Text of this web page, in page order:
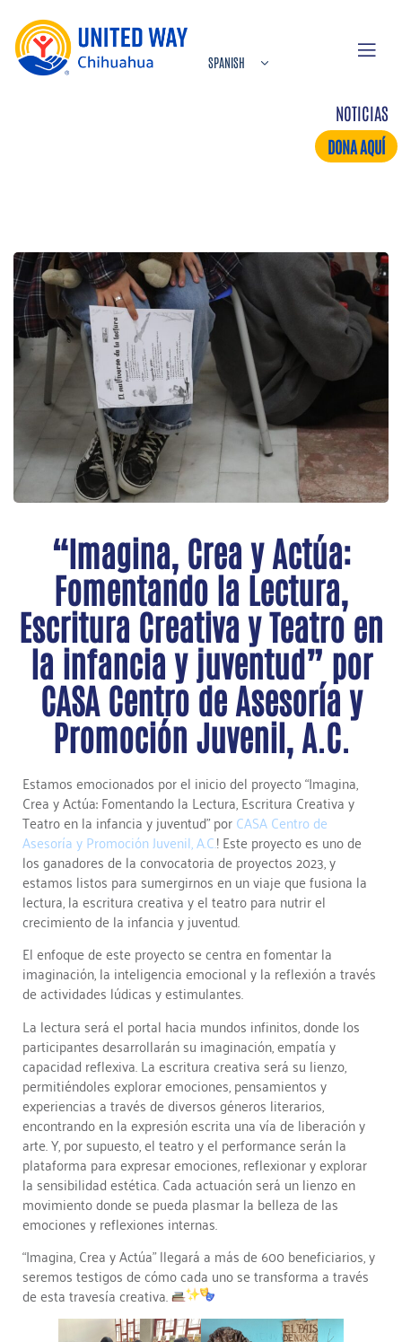
NOTICIAS
DONA AQUÍ
“Imagina, Crea y Actúa:
Fomentando la Lectura,
Escritura Creativa y Teatro en
la infancia y juventud” por
CASA Centro de Asesoría y
Promoción Juvenil, A.C.
Estamos emocionados por el inicio del proyecto “Imagina,
Crea y Actúa: Fomentando la Lectura, Escritura Creativa y
Teatro en la infancia y juventud” porCASA Centro de
Asesoría y Promoción Juvenil, A.C.! Este proyecto es uno de
los ganadores de la convocatoria de proyectos 2023, y
estamos listos para sumergirnos en un viaje que fusiona la
lectura, la escritura creativa y el teatro para nutrir el
crecimiento de la infancia y juventud.
El enfoque de este proyecto se centra enfomentar la
imaginación, la inteligencia emocional y la reflexión a través
de actividades lúdicas y estimulantes.
La lectura será el portal hacia mundos infinitos, donde los
participantes desarrollarán su imaginación, empatía y
capacidad reflexiva. La escritura creativa será su lienzo,
permitiéndoles explorar emociones, pensamientos y
experiencias a través de diversos géneros literarios,
encontrando en la expresión escrita una vía de liberación y
arte. Y, por supuesto, el teatro y el performance serán la
plataforma para expresar emociones, reflexionar y explorar
la sensibilidad estética. Cada actuación será un lienzo en
movimiento donde se pueda plasmar la belleza de las
emociones y reflexiones internas.
“Imagina, Crea y Actúa” llegará a más de 600 beneficiarios, y
seremos testigos de cómo cada uno se transforma a través
de esta travesía creativa.